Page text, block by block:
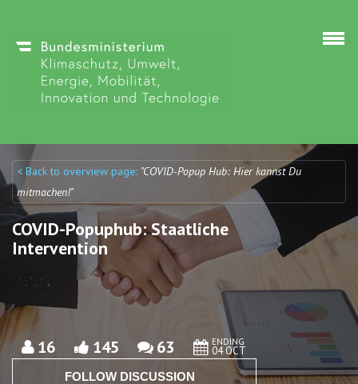
Discuto
Discuto< Back to overview page: "COVID-Popup Hub: Hier kannst Du
mitmachen!"
COVID-Popuphub: Staatliche
Intervention
16 145 63 ENDING
04 OCT
FOLLOW DISCUSSION